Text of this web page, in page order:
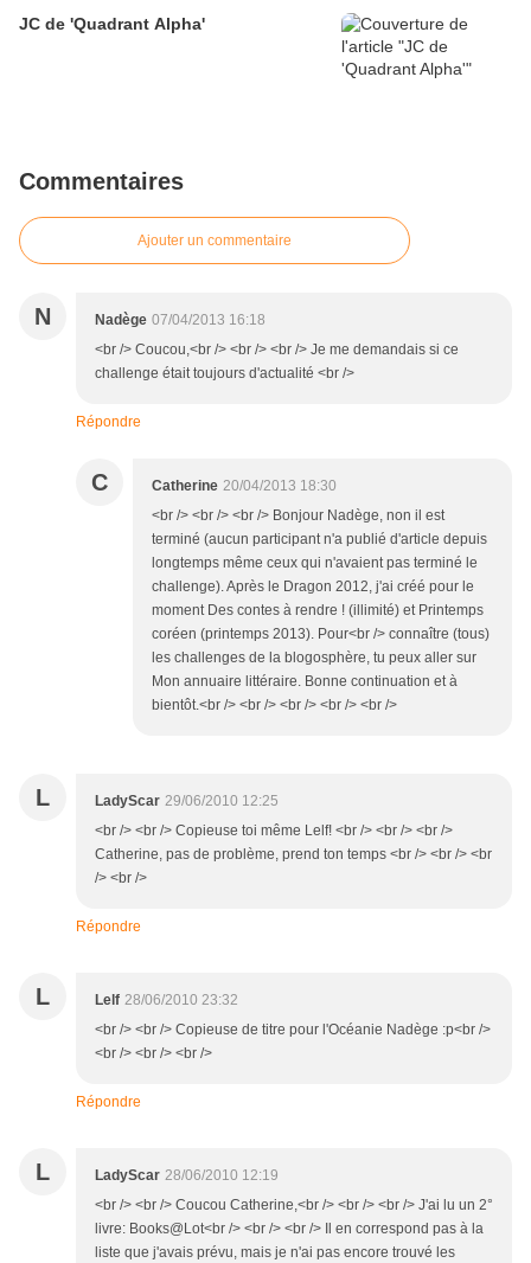
JC de 'Quadrant Alpha'
Commentaires
Ajouter un commentaire
N Nadège 07/04/2013 16:18
<br /> Coucou,<br /> <br /> <br /> Je me demandais si ce
challenge était toujours d'actualité <br />
Répondre
C Catherine 20/04/2013 18:30
<br /> <br /> <br /> Bonjour Nadège, non il est
terminé (aucun participant n'a publié d'article depuis
longtemps même ceux qui n'avaient pas terminé le
challenge). Après le Dragon 2012, j'ai créé pour le
moment Des contes à rendre ! (illimité) et Printemps
coréen (printemps 2013). Pour<br /> connaître (tous)
les challenges de la blogosphère, tu peux aller sur
Mon annuaire littéraire. Bonne continuation et à
bientôt.<br /> <br /> <br /> <br /> <br />
L LadyScar 29/06/2010 12:25
<br /> <br /> Copieuse toi même Lelf! <br /> <br /> <br />
Catherine, pas de problème, prend ton temps <br /> <br /> <br
/> <br />
Répondre
L Lelf 28/06/2010 23:32
<br /> <br /> Copieuse de titre pour l'Océanie Nadège :p<br />
<br /> <br /> <br />
Répondre
L LadyScar 28/06/2010 12:19
<br /> <br /> Coucou Catherine,<br /> <br /> <br /> J'ai lu un 2°
livre: Books@Lot<br /> <br /> <br /> Il en correspond pas à la
liste que j'avais prévu, mais je n'ai pas encore trouvé les